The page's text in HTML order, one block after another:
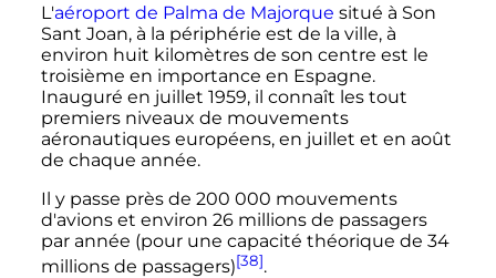
L'aéroport de Palma de Majorque situé à Son
Sant Joan, à la périphérie est de la ville, à
environ huit kilomètres de son centre est le
troisième en importance en Espagne.
Inauguré en juillet 1959, il connaît les tout
premiers niveaux de mouvements
aéronautiques européens, en juillet et en août
de chaque année.
Il y passe près de 200 000 mouvements
d'avions et environ 26 millionsde passagers
par année (pour une capacité théorique de 34
millionsde passagers)[38].